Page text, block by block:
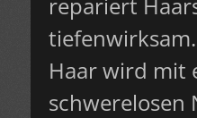
Haar wird mit
schwerelosen